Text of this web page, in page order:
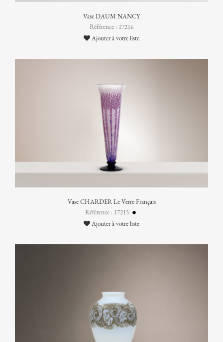
Vase DAUM NANCY
Référence : 17216
Ajouter à votre liste
Vase CHARDER Le Verre Français
Référence : 17215
Ajouter à votre liste